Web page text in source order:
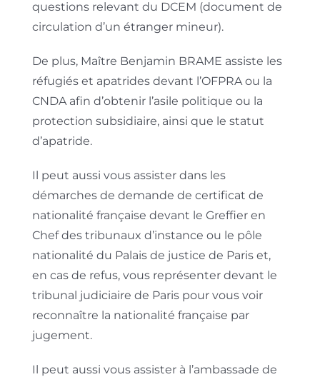
questions relevant du DCEM (document de
circulation d’un étranger mineur).
De plus, Maître Benjamin BRAME assiste les
réfugiés et apatrides devant l’OFPRA ou la
CNDA afin d’obtenir l’asile politique ou la
protection subsidiaire, ainsi que le statut
d’apatride.
Il peut aussi vous assister dans les
démarches de demande de certificat de
nationalité française devant le Greffier en
Chef des tribunaux d’instance ou le pôle
nationalité du Palais de justice de Paris et,
en cas de refus, vous représenter devant le
tribunal judiciaire de Paris pour vous voir
reconnaître la nationalité française par
jugement.
Il peut aussi vous assister à l’ambassade de